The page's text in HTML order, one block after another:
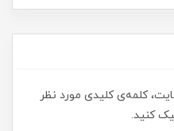
کلمه‌ی کلیدی مورد نظر
کنید.